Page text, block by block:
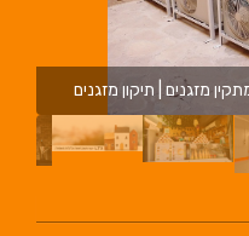
מזגנים | תיקון מזגנים